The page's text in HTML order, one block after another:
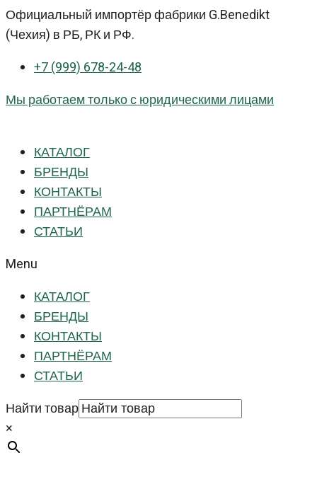
Перейти
к
Официальный импортёр фабрики G.Benedikt
(Чехия) в РБ, РК и РФ.
+7 (999) 678-24-48
Мы работаем только с юридическими лицами
КАТАЛОГ
БРЕНДЫ
КОНТАКТЫ
ПАРТНЁРАМ
СТАТЬИ
Menu
КАТАЛОГ
БРЕНДЫ
КОНТАКТЫ
ПАРТНЁРАМ
СТАТЬИ
Найти товар
×